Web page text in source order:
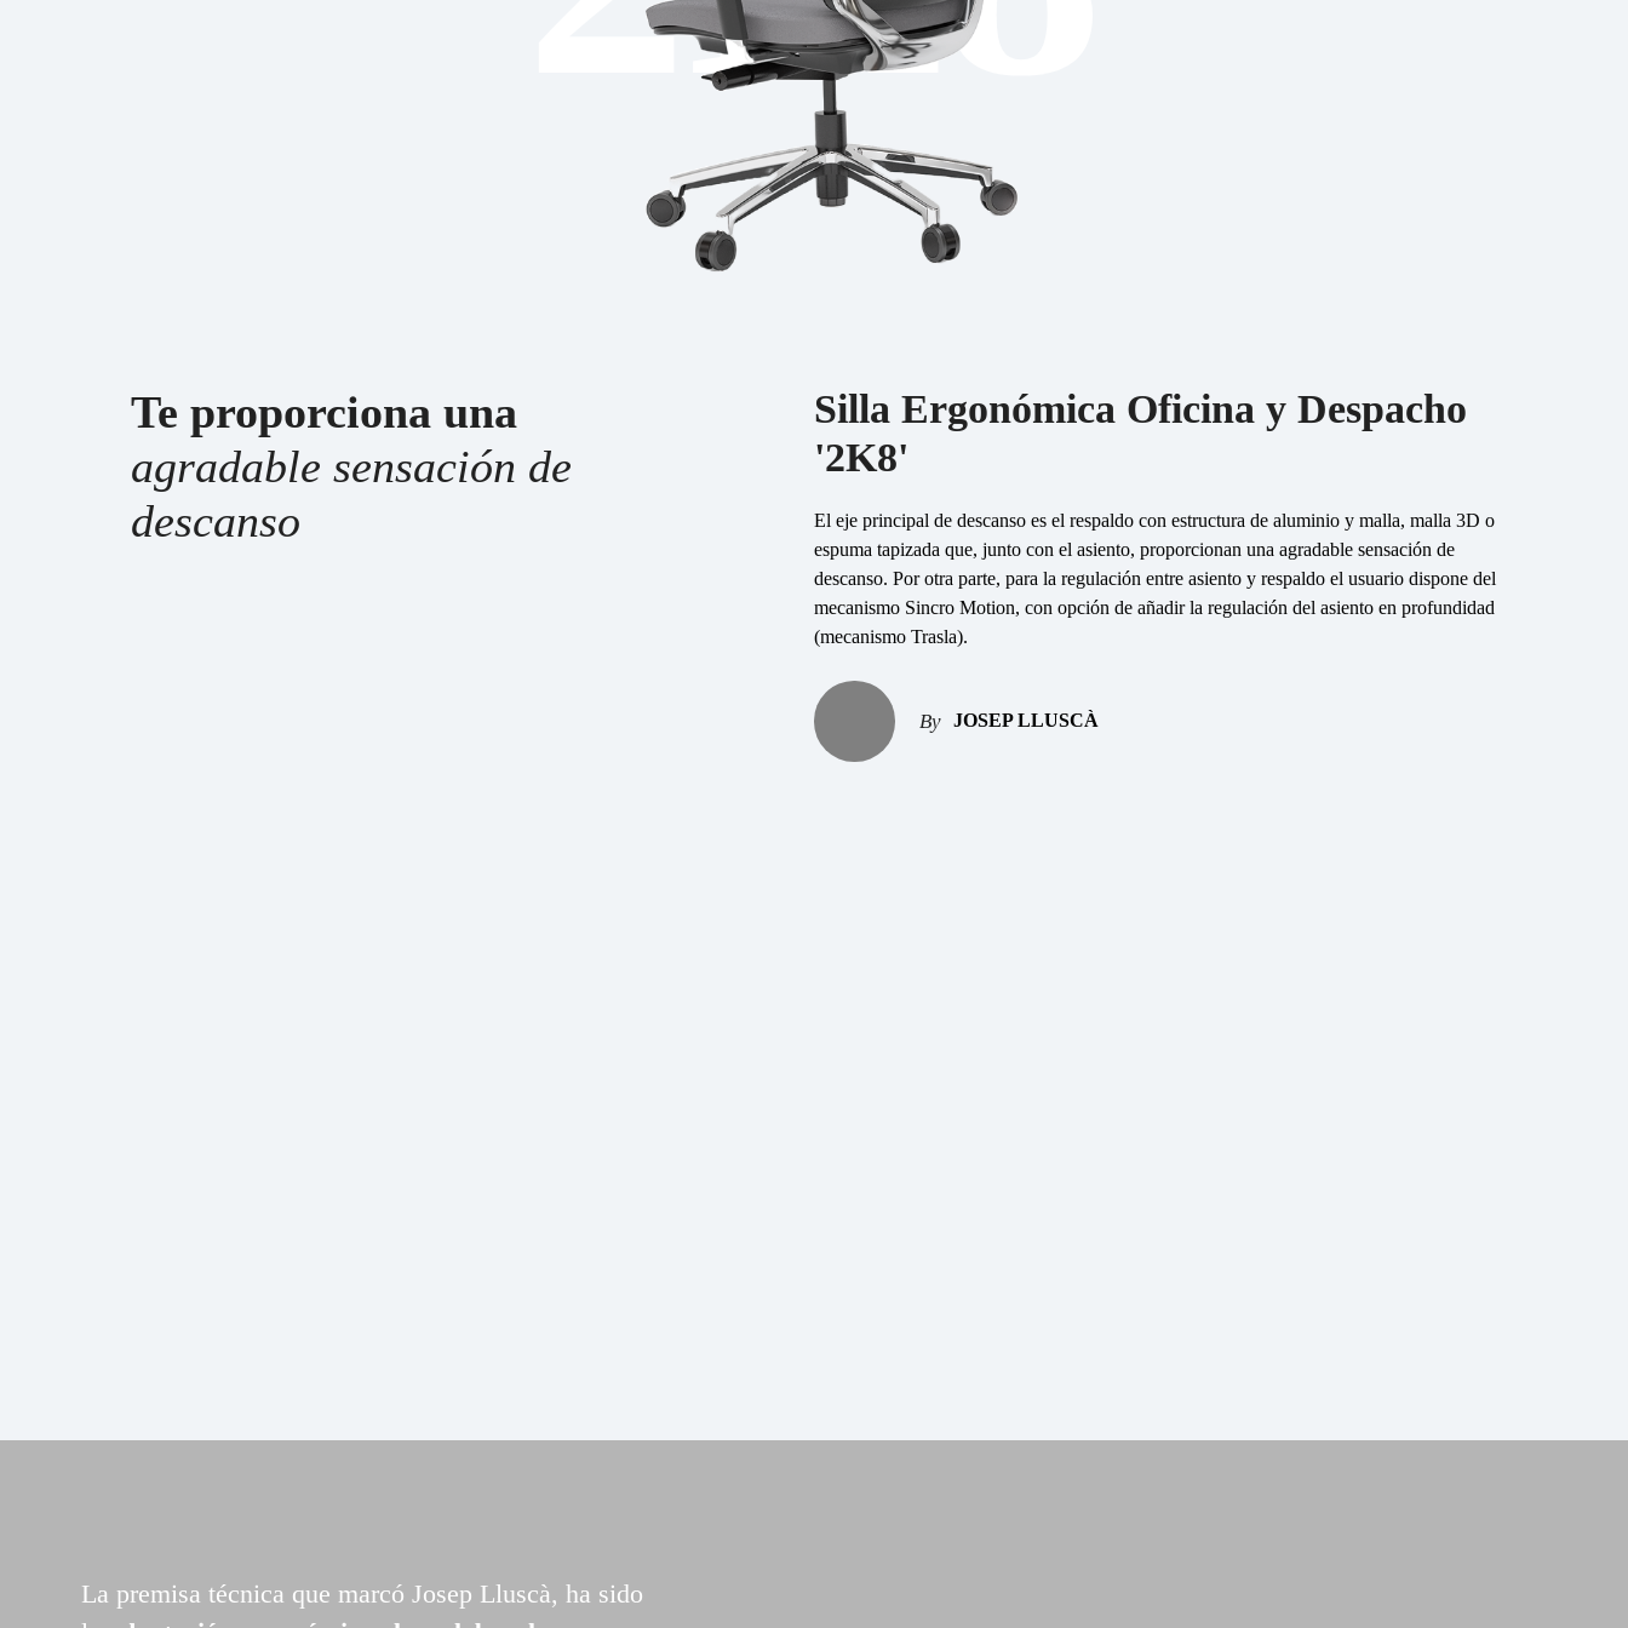
Te proporciona una
agradable sensación de
descanso
Silla Ergonómica Oficina y Despacho
'2K8'
El eje principal de descanso es el respaldo con estructura de aluminio y malla, malla 3D o
espuma tapizada que, junto con el asiento, proporcionan una agradable sensación de
descanso. Por otra parte, para la regulación entre asiento y respaldo el usuario dispone del
mecanismo Sincro Motion, con opción de añadir la regulación del asiento en profundidad
(mecanismo Trasla).
JOSEP LLUSCÀ
La premisa técnica que marcó Josep Lluscà, ha sido